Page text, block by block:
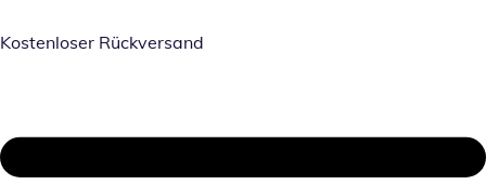
Kostenloser Rückversand